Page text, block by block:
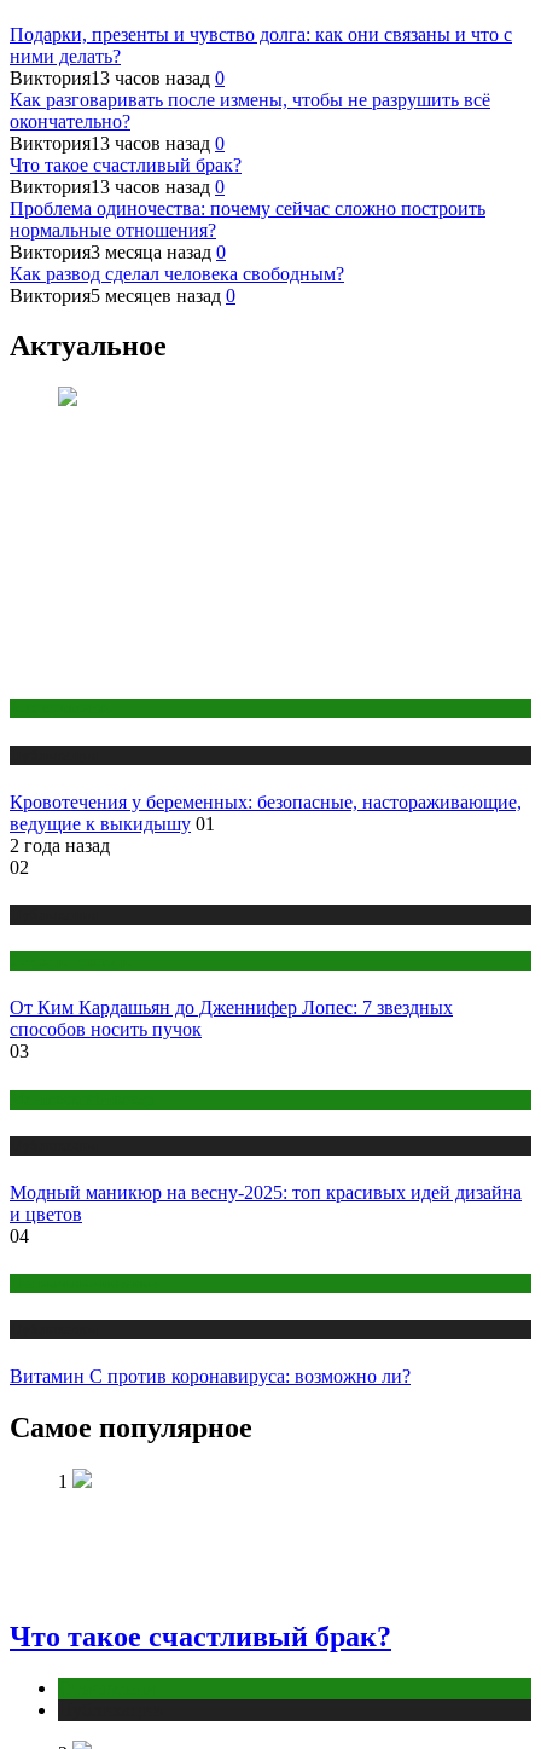
Подарки, презенты и чувство долга: как они связаны и что с
ними делать?
Виктория13 часов назад 0
Как разговаривать после измены, чтобы не разрушить всё
окончательно?
Виктория13 часов назад 0
Что такое счастливый брак?
Виктория13 часов назад 0
Проблема одиночества: почему сейчас сложно построить
нормальные отношения?
Виктория3 месяца назад 0
Как развод сделал человека свободным?
Виктория5 месяцев назад 0
Актуальное
Кровотечения у беременных: безопасные, настораживающие,
ведущие к выкидышу 01
2 года назад
02
От Ким Кардашьян до Дженнифер Лопес: 7 звездных
способов носить пучок
03
Модный маникюр на весну-2025: топ красивых идей дизайна
и цветов
04
Витамин C против коронавируса: возможно ли?
Самое популярное
1
Что такое счастливый брак?